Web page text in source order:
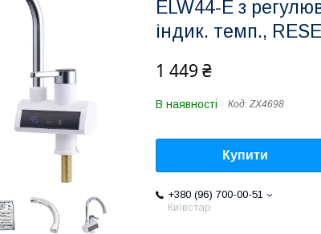
ELW44-E з
індик. темп.,
1 449 ₴
В наявності Код: ZX4698
Купити
+380 (96) 700-00-51
Київстар